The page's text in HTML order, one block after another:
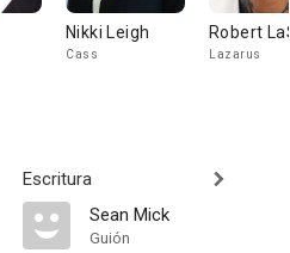
Nikki Leigh
Cass
Robert
Lazarus
Escritura
Sean Mick
Guión